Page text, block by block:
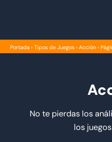
Portada › Tipos de Juegos › Acción ›
No te pierdas los
los